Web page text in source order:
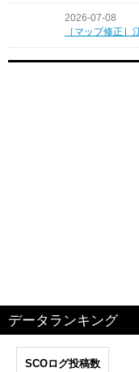
2026-07-08
［マップ修正］
データランキング
SCOログ投稿数